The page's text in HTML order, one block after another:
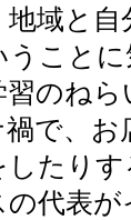
地域と
こと
習のね
で、
したり
代表